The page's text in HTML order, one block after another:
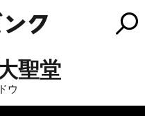
聖堂
ウ